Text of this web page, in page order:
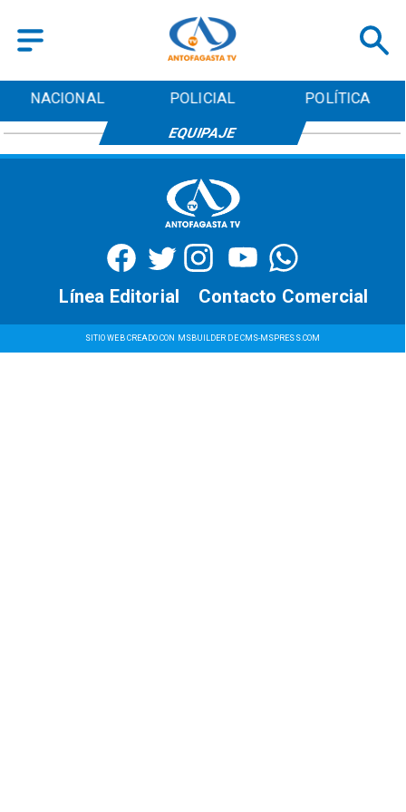
NACIONAL POLICIAL POLÍTICA
EQUIPAJE
SITIO WEB CREADO CON MSBUILDER DE CMS-MSPRESS.COM
Contacto Comercial
Línea Editorial